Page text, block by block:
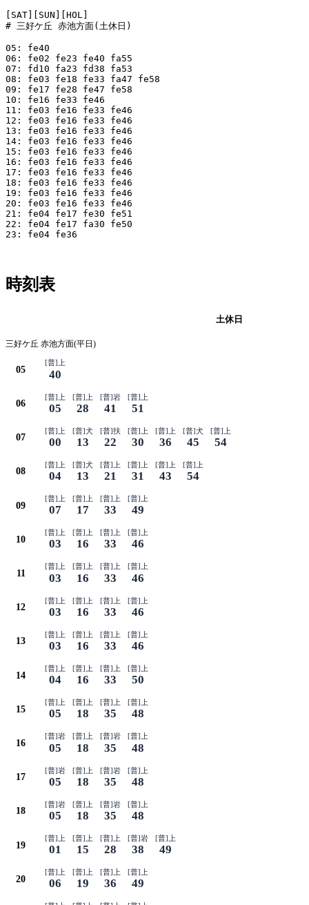
[SAT][SUN][HOL]
# 三好ケ丘 赤池方面(土休日)
05: fe40
06: fe02 fe23 fe40 fa55
07: fd10 fa23 fd38 fa53
08: fe03 fe18 fe33 fa47 fe58
09: fe17 fe28 fe47 fe58
10: fe16 fe33 fe46
11: fe03 fe16 fe33 fe46
12: fe03 fe16 fe33 fe46
13: fe03 fe16 fe33 fe46
14: fe03 fe16 fe33 fe46
15: fe03 fe16 fe33 fe46
16: fe03 fe16 fe33 fe46
17: fe03 fe16 fe33 fe46
18: fe03 fe16 fe33 fe46
19: fe03 fe16 fe33 fe46
20: fe03 fe16 fe33 fe46
21: fe04 fe17 fe30 fe51
22: fe04 fe17 fa30 fe50
23: fe04 fe36
時刻表
土休日
三好ケ丘 赤池方面(平日)
05
[普]上
40
06
[普]上
05
[普]上
28
[普]岩
41
[普]上
51
07
[普]上
00
[普]犬
13
[普]扶
22
[普]上
30
[普]上
36
[普]犬
45
[普]上
54
08
[普]上
04
[普]犬
13
[普]上
21
[普]上
31
[普]上
43
[普]上
54
09
[普]上
07
[普]上
17
[普]上
33
[普]上
49
10
[普]上
03
[普]上
16
[普]上
33
[普]上
46
11
[普]上
03
[普]上
16
[普]上
33
[普]上
46
12
[普]上
03
[普]上
16
[普]上
33
[普]上
46
13
[普]上
03
[普]上
16
[普]上
33
[普]上
46
14
[普]上
04
[普]上
16
[普]上
33
[普]上
50
15
[普]上
05
[普]上
18
[普]上
35
[普]上
48
16
[普]岩
05
[普]上
18
[普]岩
35
[普]上
48
17
[普]岩
05
[普]上
18
[普]岩
35
[普]上
48
18
[普]岩
05
[普]上
18
[普]岩
35
[普]上
48
19
[普]上
01
[普]上
15
[普]上
28
[普]岩
38
[普]上
49
20
[普]上
06
[普]上
19
[普]上
36
[普]上
49